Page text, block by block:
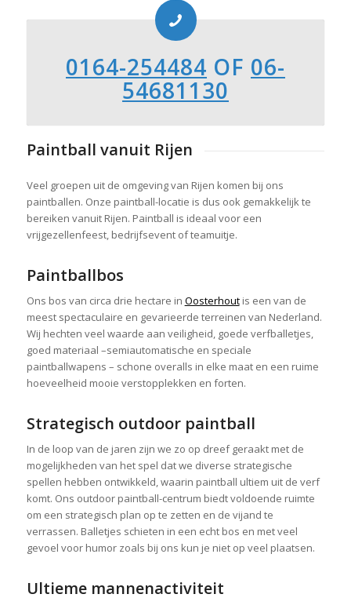
0164-254484 OF 06-
54681130
Paintball vanuit Rijen
Veel groepen uit de omgeving van Rijen komen bij ons
paintballen. Onze paintball-locatie is dus ook gemakkelijk te
bereiken vanuit Rijen. Paintball is ideaal voor een
vrijgezellenfeest, bedrijfsevent of teamuitje.
Paintballbos
Ons bos van circa drie hectare in Oosterhoutis een van de
meest spectaculaire en gevarieerde terreinen van Nederland.
Wij hechten veel waarde aan veiligheid, goede verfballetjes,
goed materiaal –semiautomatische en speciale
paintballwapens – schone overalls in elke maat en een ruime
hoeveelheid mooie verstopplekken en forten.
Strategisch outdoor paintball
In de loop van de jaren zijn we zo op dreef geraakt met de
mogelijkheden van het spel dat we diverse strategische
spellen hebben ontwikkeld, waarin paintball ultiem uit de verf
komt. Ons outdoor paintball-centrum biedt voldoende ruimte
om een strategisch plan op te zetten en de vijand te
verrassen. Balletjes schieten in een echt bos en met veel
gevoel voor humor zoals bij ons kun je niet op veel plaatsen.
Ultieme mannenactiviteit